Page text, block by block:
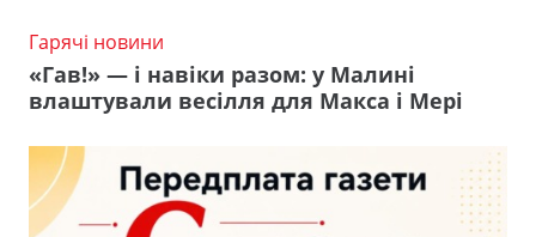
Гарячі новини
«Гав!» — і навіки разом: у Малині
влаштували весілля для Макса і Мері